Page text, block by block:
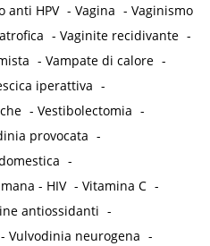
anti HPV -Vagina -Vaginismo
-Vaginite recidivante -
-Vampate di calore -
iperattiva -
-Vestibolectomia -
provocata -
-
- HIV -Vitamina C -
antiossidanti -
-Vulvodinia neurogena -